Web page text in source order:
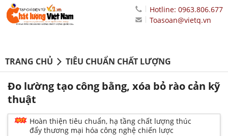
Hotline: 0963.806.677
Toasoan@vietq.vn
TRANG CHỦ TIÊU CHUẨN CHẤT LƯỢNG
Đo lường tạo công bằng, xóa bỏ rào cản kỹ
thuật
Hoàn thiện tiêu chuẩn, hạ tầng chất lượng thúc
đẩy thương mại hóa công nghệ chiến lược